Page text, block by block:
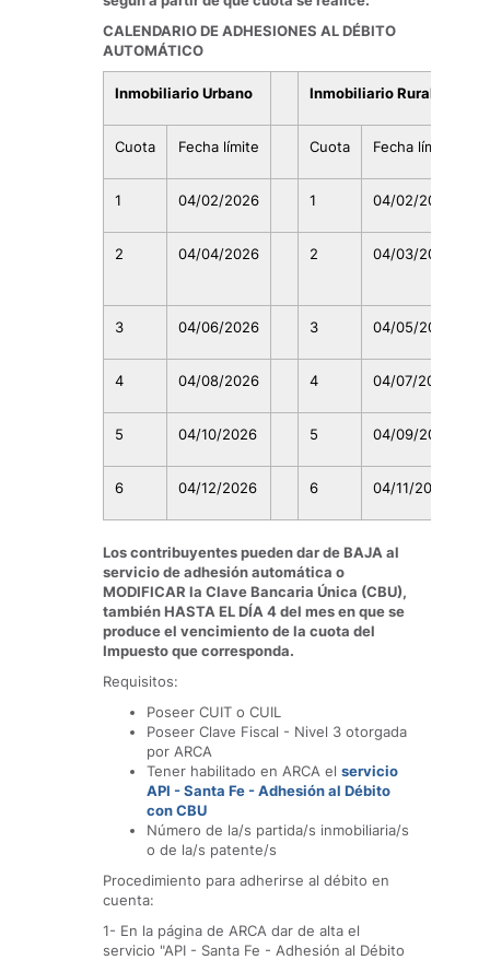
CALENDARIO DE ADHESIONES AL DÉBITO
AUTOMÁTICO
Inmobiliario Urbano Inmobiliario Rural
Cuota Fecha límite Cuota Fecha límite
1 04/02/2026 1 04/02/2026
2 04/04/2026 2 04/03/2026
3 04/06/2026 3 04/05/2026
4 04/08/2026 4 04/07/2026
5 04/10/2026 5 04/09/2026
6 04/12/2026 6 04/11/2026
Los contribuyentes pueden dar de BAJA al
servicio de adhesión automática o
MODIFICAR la Clave Bancaria Única (CBU),
también HASTA EL DÍA 4 del mes en que se
produce el vencimiento de la cuota del
Impuesto que corresponda.
Requisitos:
Poseer CUIT o CUIL
Poseer Clave Fiscal - Nivel 3 otorgada
por ARCA
Tener habilitado en ARCA el servicio
API - Santa Fe - Adhesión al Débito
con CBU
Número de la/s partida/s inmobiliaria/s
o de la/s patente/s
Procedimiento para adherirse al débito en
cuenta:
1- En la página de ARCA dar de alta el
servicio "API - Santa Fe - Adhesión al Débito